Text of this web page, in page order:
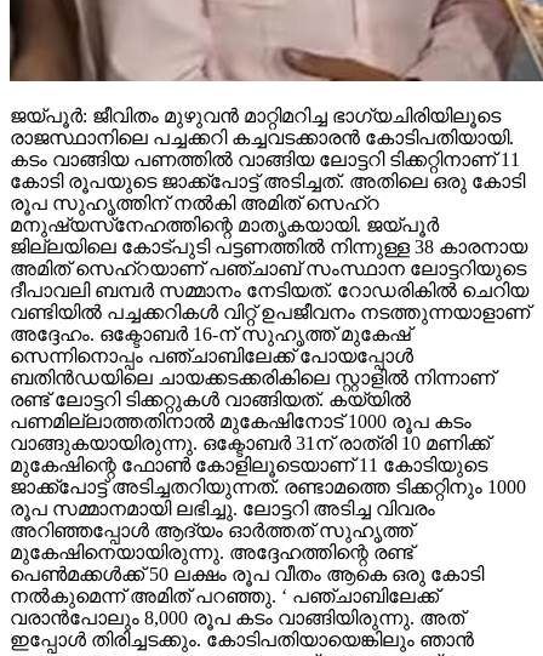
ജയ്പൂര്‍: ജീവിതം മുഴുവന്‍ മാറ്റിമറിച്ച ഭാഗ്യചിരിയിലൂടെ
രാജസ്ഥാനിലെ പച്ചക്കറി കച്ചവടക്കാരന്‍ കോടിപതിയായി.
കടം വാങ്ങിയ പണത്തില്‍ വാങ്ങിയ ലോട്ടറി ടിക്കറ്റിനാണ് 11
കോടി രൂപയുടെ ജാക്ക്‌പോട്ട് അടിച്ചത്. അതിലെ ഒരു കോടി
രൂപ സുഹൃത്തിന് നല്‍കി അമിത് സെഹ്‌റ
മനുഷ്യസ്‌നേഹത്തിന്റെ മാതൃകയായി. ജയ്പൂര്‍
ജില്ലയിലെ കോട്പുടി പട്ടണത്തില്‍ നിന്നുള്ള 38 കാരനായ
അമിത് സെഹ്‌റയാണ് പഞ്ചാബ് സംസ്ഥാന ലോട്ടറിയുടെ
ദീപാവലി ബമ്പര്‍ സമ്മാനം നേടിയത്. റോഡരികില്‍ ചെറിയ
വണ്ടിയില്‍ പച്ചക്കറികള്‍ വിറ്റ് ഉപജീവനം നടത്തുന്നയാളാണ്
അദ്ദേഹം. ഒക്ടോബര്‍ 16-ന് സുഹൃത്ത് മുകേഷ്
സെന്നിനൊപ്പം പഞ്ചാബിലേക്ക് പോയപ്പോള്‍
ബതിന്‍ഡയിലെ ചായക്കടക്കരികിലെ സ്റ്റാളില്‍ നിന്നാണ്
രണ്ട് ലോട്ടറി ടിക്കറ്റുകള്‍ വാങ്ങിയത്. കയ്യില്‍
പണമില്ലാത്തതിനാല്‍ മുകേഷിനോട് 1000 രൂപ കടം
വാങ്ങുകയായിരുന്നു. ഒക്ടോബര്‍ 31ന് രാത്രി 10 മണിക്ക്
മുകേഷിന്റെ ഫോണ്‍ കോളിലൂടെയാണ് 11 കോടിയുടെ
ജാക്ക്‌പോട്ട് അടിച്ചതറിയുന്നത്. രണ്ടാമത്തെ ടിക്കറ്റിനും 1000
രൂപ സമ്മാനമായി ലഭിച്ചു. ലോട്ടറി അടിച്ച വിവരം
അറിഞ്ഞപ്പോള്‍ ആദ്യം ഓര്‍ത്തത് സുഹൃത്ത്
മുകേഷിനെയായിരുന്നു. അദ്ദേഹത്തിന്റെ രണ്ട്
പെണ്‍മക്കള്‍ക്ക് 50 ലക്ഷം രൂപ വീതം ആകെ ഒരു കോടി
നല്‍കുമെന്ന് അമിത് പറഞ്ഞു. ‘ പഞ്ചാബിലേക്ക്
വരാന്‍പോലും 8,000 രൂപ കടം വാങ്ങിയിരുന്നു. അത്
ഇപ്പോള്‍ തിരിച്ചടക്കും. കോടിപതിയായെങ്കിലും ഞാന്‍